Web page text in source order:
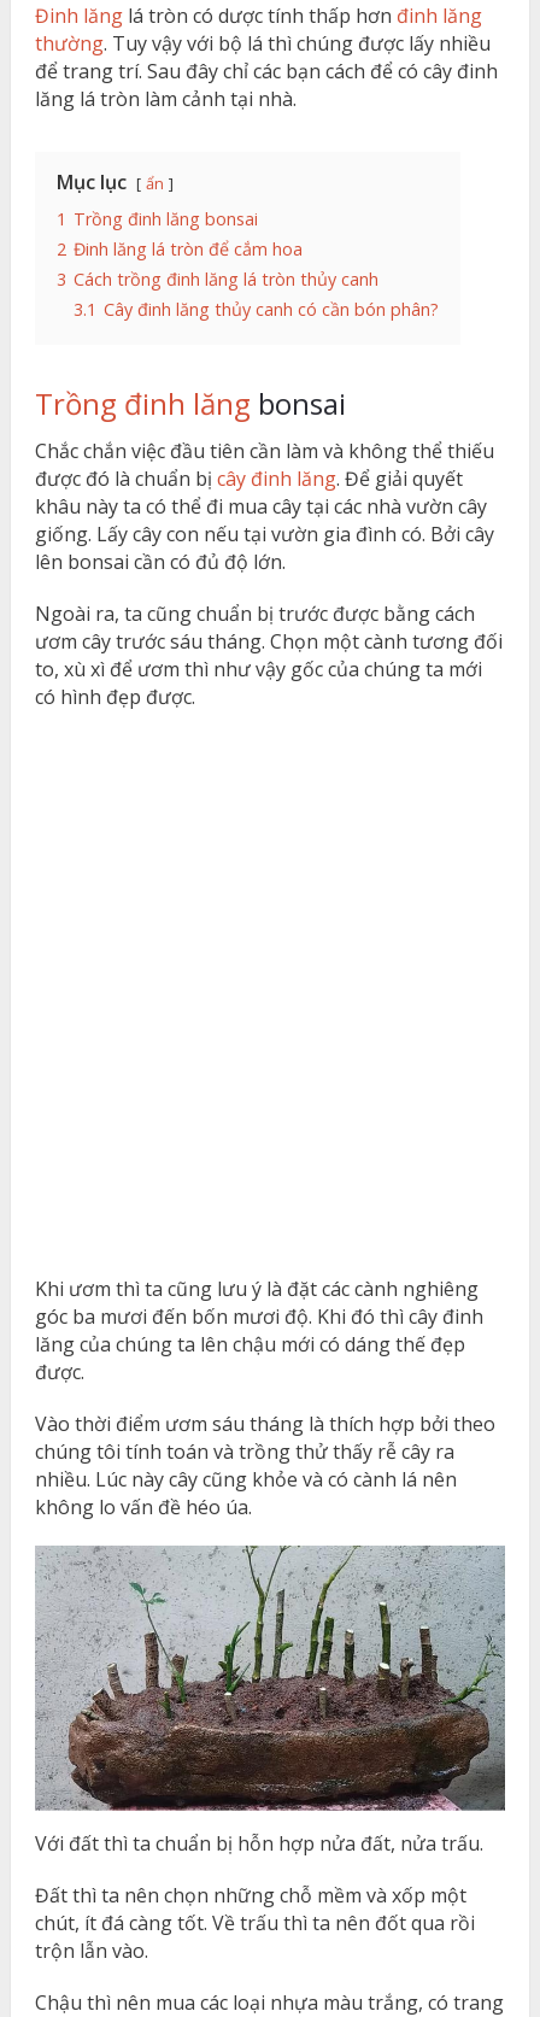
Đinh lănglá tròn có dược tính thấp hơn đinh lăng
thường. Tuy vậy với bộ lá thì chúng được lấy nhiều
để trang trí. Sau đây chỉ các bạn cách để có cây đinh
lăng lá tròn làm cảnh tại nhà.
Mục lục ẩn
1 Trồng đinh lăng bonsai
2 Đinh lăng lá tròn để cắm hoa
3 Cách trồng đinh lăng lá tròn thủy canh
3.1 Cây đinh lăng thủy canh có cần bón phân?
Trồng đinh lăng bonsai
Chắc chắn việc đầu tiên cần làm và không thể thiếu
được đó là chuẩn bị cây đinh lăng. Để giải quyết
khâu này ta có thể đi mua cây tại các nhà vườn cây
giống. Lấy cây con nếu tại vườn gia đình có. Bởi cây
lên bonsai cần có đủ độ lớn.
Ngoài ra, ta cũng chuẩn bị trước được bằng cách
ươm cây trước sáu tháng. Chọn một cành tương đối
to, xù xì để ươm thì như vậy gốc của chúng ta mới
có hình đẹp được.
Khi ươm thì ta cũng lưu ý là đặt các cành nghiêng
góc ba mươi đến bốn mươi độ. Khi đó thì cây đinh
lăng của chúng ta lên chậu mới có dáng thế đẹp
được.
Vào thời điểm ươm sáu tháng là thích hợp bởi theo
chúng tôi tính toán và trồng thử thấy rễ cây ra
nhiều. Lúc này cây cũng khỏe và có cành lá nên
không lo vấn đề héo úa.
Với đất thì ta chuẩn bị hỗn hợp nửa đất, nửa trấu.
Đất thì ta nên chọn những chỗ mềm và xốp một
chút, ít đá càng tốt. Về trấu thì ta nên đốt qua rồi
trộn lẫn vào.
Chậu thì nên mua các loại nhựa màu trắng, có trang